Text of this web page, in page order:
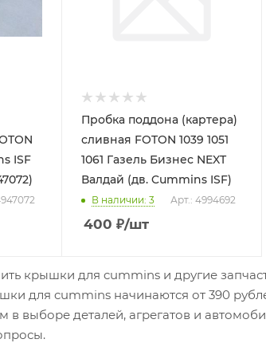
ISF
Пробка поддона (картера)
сливная FOTON 1039 1051
1061 Газель Бизнес NEXT
Валдай (дв. Cummins ISF)
В наличии: 3 Арт.: 4994692
400 ₽/шт
крышки для cummins и другие
для cummins начинаются от 390
выборе деталей, агрегатов и